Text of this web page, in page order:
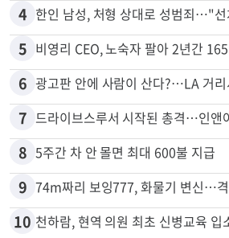
3
4
5 비영리 CEO, 노숙자 팔아 2년간
6 광고판 안에 사람이 산다?…LA 거
7 드라이브스루서 시작된 총격…인앤
8 5주간 차 안 몰면 최대 600불 지급
9